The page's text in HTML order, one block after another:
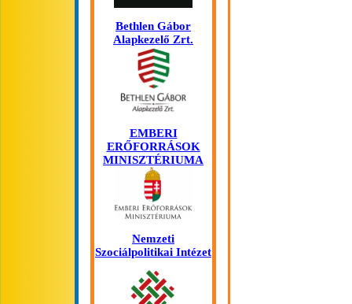
Bethlen Gábor
Alapkezelő Zrt.
EMBERI
ERŐFORRÁSOK
MINISZTÉRIUMA
Nemzeti
Szociálpolitikai Intézet